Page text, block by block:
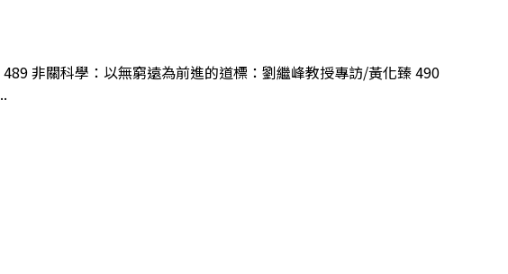
非關科學：以無窮遠為前進的道標：劉繼峰教授專訪/黃化臻 490